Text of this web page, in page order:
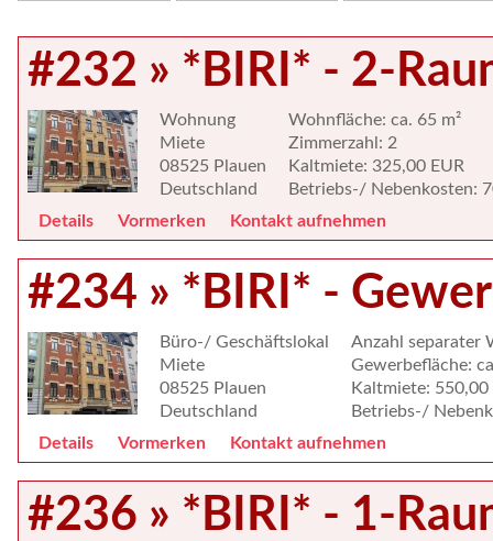
#232 » *BIRI* - 2-
Wohnung
Miete
08525 Plauen
Deutschland
Wohnfläche: ca. 65 m²
Zimmerzahl: 2
Kaltmiete: 325,00 EUR
Betriebs-/ Nebenkosten:
Details
Vormerken Kontakt aufnehmen
#234 » *BIRI* -
Büro-/ Geschäftslokal
Miete
08525 Plauen
Deutschland
Anzahl separater
Gewerbefläche:
Kaltmiete: 550,00
Betriebs-/
Details
Vormerken Kontakt aufnehmen
#236 » *BIRI* - 1-